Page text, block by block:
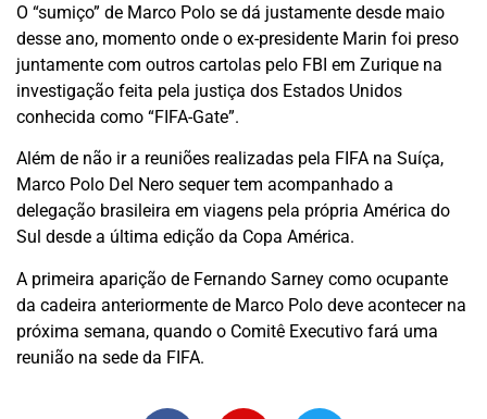
O “sumiço” de Marco Polo se dá justamente desde maio
desse ano, momento onde o ex-presidente Marin foi preso
juntamente com outros cartolas pelo FBI em Zurique na
investigação feita pela justiça dos Estados Unidos
conhecida como “FIFA-Gate”.
Além de não ir a reuniões realizadas pela FIFA na Suíça,
Marco Polo Del Nero sequer tem acompanhado a
delegação brasileira em viagens pela própria América do
Sul desde a última edição da Copa América.
A primeira aparição de Fernando Sarney como ocupante
da cadeira anteriormente de Marco Polo deve acontecer na
próxima semana, quando o Comitê Executivo fará uma
reunião na sede da FIFA.